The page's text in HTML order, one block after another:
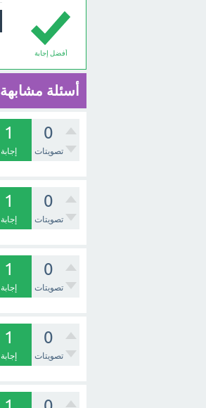
أفضل إجابة
أسئلة مشابهة
0
تصويتات
1
إجابة
0
تصويتات
1
إجابة
0
تصويتات
1
إجابة
0
تصويتات
1
إجابة